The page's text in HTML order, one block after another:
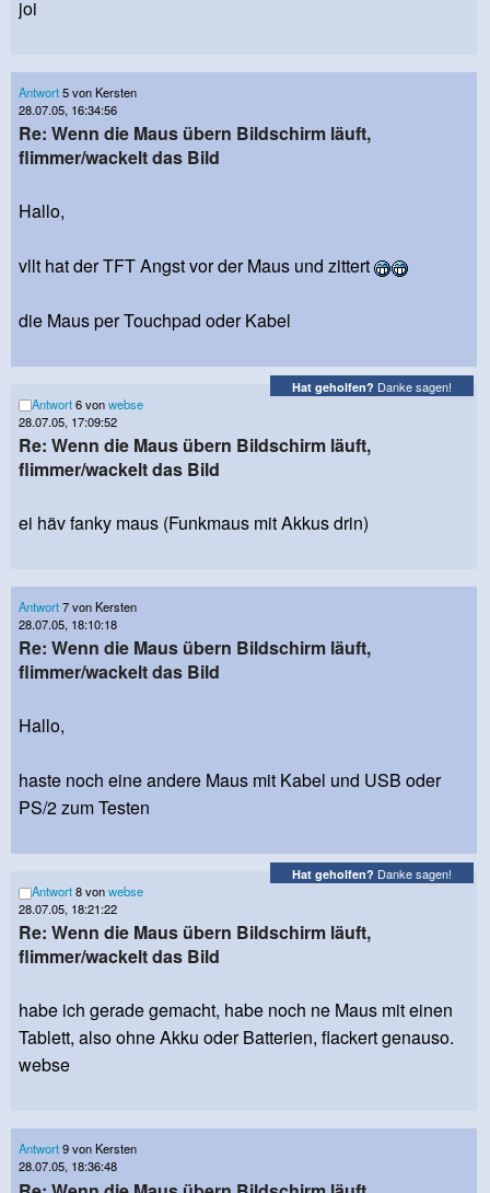
joi
Antwort5 von Kersten
28.07.05, 16:34:56
Re: Wenn die Maus übern Bildschirm läuft,
flimmer/wackelt das Bild
Hallo,
vllt hat der TFT Angst vor der Maus und zittert
die Maus per Touchpad oder Kabel
Hat geholfen? Danke sagen!
Antwort6 vonwebse
28.07.05, 17:09:52
Re: Wenn die Maus übern Bildschirm läuft,
flimmer/wackelt das Bild
ei häv fanky maus (Funkmaus mit Akkus drin)
Antwort7 von Kersten
28.07.05, 18:10:18
Re: Wenn die Maus übern Bildschirm läuft,
flimmer/wackelt das Bild
Hallo,
haste noch eine andere Maus mit Kabel und USB oder
PS/2 zum Testen
Hat geholfen? Danke sagen!
Antwort8 vonwebse
28.07.05, 18:21:22
Re: Wenn die Maus übern Bildschirm läuft,
flimmer/wackelt das Bild
habe ich gerade gemacht, habe noch ne Maus mit einen
Tablett, also ohne Akku oder Batterien, flackert genauso.
webse
Antwort9 von Kersten
28.07.05, 18:36:48